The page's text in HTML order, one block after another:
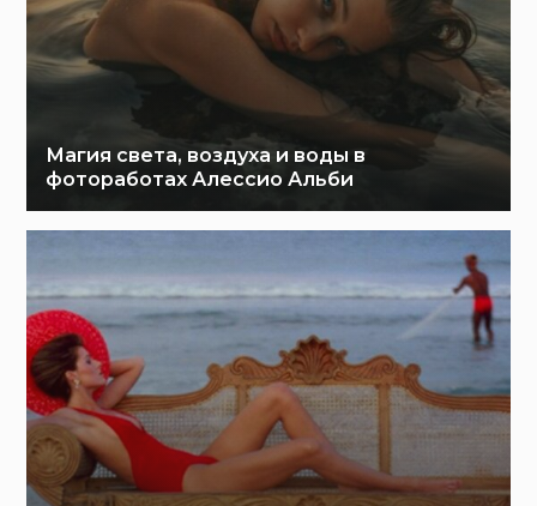
Магия света, воздуха и воды в
фотоработах Алессио Альби